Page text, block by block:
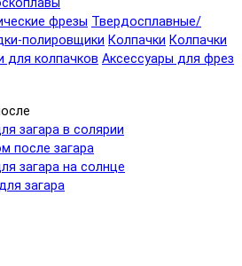
фрезы Твердосплавные/
полировщики Колпачки Колпачки
для колпачков Аксессуары для фрез
загара в солярии
после загара
загара на солнце
загара